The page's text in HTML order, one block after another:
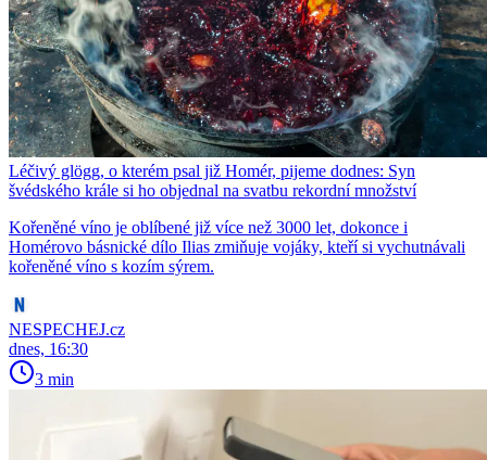
Léčivý glögg, o kterém psal již Homér, pijeme dodnes: Syn
švédského krále si ho objednal na svatbu rekordní množství
Kořeněné víno je oblíbené již více než 3000 let, dokonce i
Homérovo básnické dílo Ilias zmiňuje vojáky, kteří si vychutnávali
kořeněné víno s kozím sýrem.
NESPECHEJ.cz
dnes, 16:30
3 min